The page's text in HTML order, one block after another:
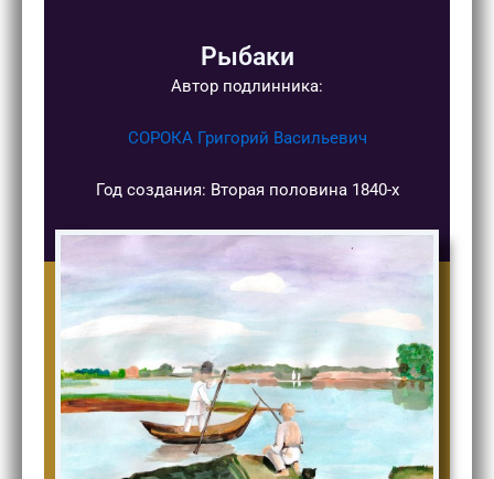
Рыбаки
Автор подлинника:
СОРОКА Григорий Васильевич
Год создания: Вторая половина 1840-х